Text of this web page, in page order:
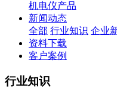
机电仪产品
新闻动态
全部 行业知识 企业
资料下载
客户案例
行业知识